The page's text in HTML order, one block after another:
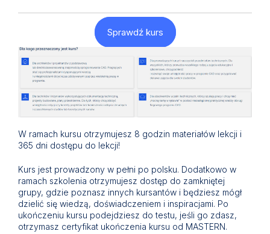
Sprawdź kurs
W ramach kursu otrzymujesz 8 godzin materiałów lekcji i
365 dni dostępu do lekcji!
Kurs jest prowadzony w pełni po polsku. Dodatkowo w
ramach szkolenia otrzymujesz dostęp do zamkniętej
grupy, gdzie poznasz innych kursantów i będziesz mógł
dzielić się wiedzą, doświadczeniem i inspiracjami. Po
ukończeniu kursu podejdziesz do testu, jeśli go zdasz,
otrzymasz certyfikat ukończenia kursu od MASTERN.